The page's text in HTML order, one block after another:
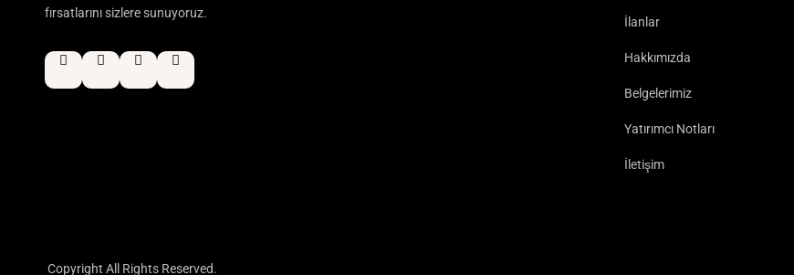
fırsatlarını sizlere sunuyoruz.
İlanlar
Hakkımızda
Belgelerimiz
Yatırımcı Notları
İletişim
Copyright All Rights Reserved.